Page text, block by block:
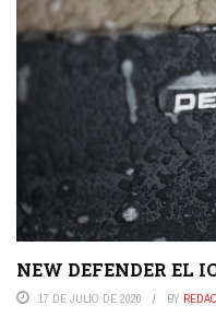
NEW DEFENDER EL
17 DE JULIO DE 2020 BY